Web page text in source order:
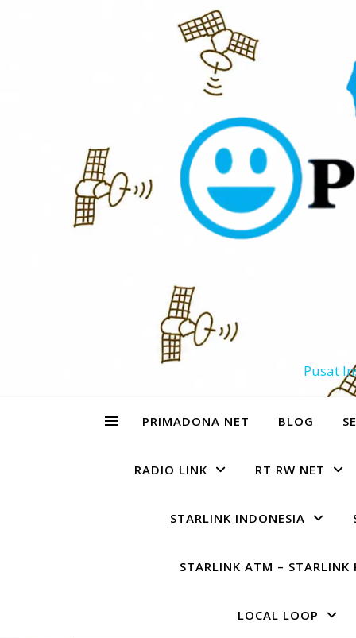
Pusat
PRIMADONA NET BLOG
RADIO LINK RT RW NET
STARLINK INDONESIA
STARLINK ATM – STARLINK
LOCAL LOOP